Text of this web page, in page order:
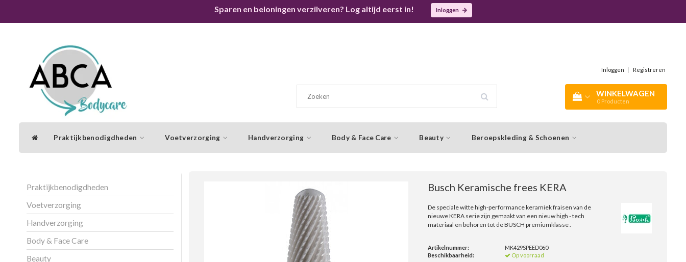
Sparen en beloningen verzilveren? Log altijd eerst in! Inloggen
Inloggen | Registreren
WINKELWAGEN
0 Producten
Praktijkbenodigdheden Voetverzorging Handverzorging Body & Face Care Beauty Beroepskleding & Schoenen
Praktijkbenodigdheden
Voetverzorging
Handverzorging
Body & Face Care
Beauty
Busch Keramische frees KERA
De speciale witte high-performance keramiek fraisen van de
nieuwe KERA serie zijn gemaakt van een nieuw high - tech
materiaal en behoren tot de BUSCH premiumklasse .
Artikelnummer:
MK429SPEED060
Beschikbaarheid:
Op voorraad